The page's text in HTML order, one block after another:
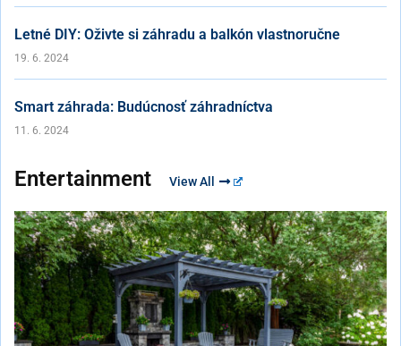
Letné DIY: Oživte si záhradu a balkón vlastnoručne
19. 6. 2024
Smart záhrada: Budúcnosť záhradníctva
11. 6. 2024
Entertainment View All